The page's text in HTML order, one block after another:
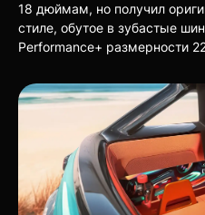
18 дюймам, но получил
стиле, обутое в зубастые
Performance+ размерности